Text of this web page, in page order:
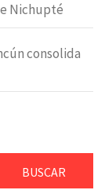
Nichupté
consolida